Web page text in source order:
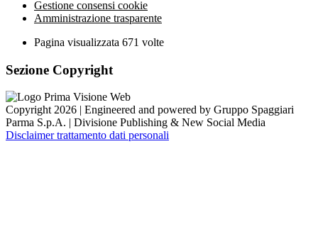
Gestione consensi cookie
Amministrazione trasparente
Pagina visualizzata 671 volte
Sezione Copyright
Copyright 2026 | Engineered and powered by Gruppo Spaggiari
Parma S.p.A. | Divisione Publishing & New Social Media
Disclaimer trattamento dati personali